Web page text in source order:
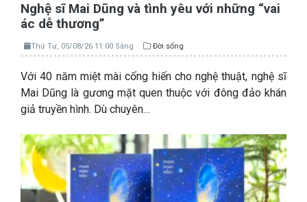
Nghệ sĩ Mai Dũng và tình yêu với những “vai
ác dễ thương”
Thứ Tư, 05/08/26 11:00 Sáng Đời sống
Với 40 năm miệt mài cống hiến cho nghệ thuật, nghệ sĩ
Mai Dũng là gương mặt quen thuộc với đông đảo khán
giả truyền hình. Dù chuyên…